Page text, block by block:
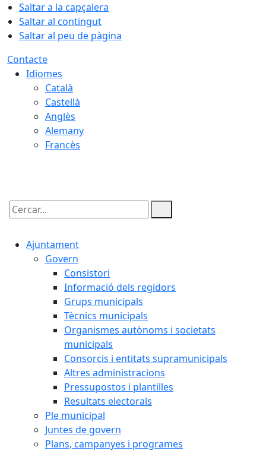
Saltar a la capçalera
Saltar al contingut
Saltar al peu de pàgina
Contacte
Idiomes
Català
Castellà
Anglès
Alemany
Francès
Cercar:
Ajuntament
Govern
Consistori
Informació dels regidors
Grups municipals
Tècnics municipals
Organismes autònoms i societats
municipals
Consorcis i entitats supramunicipals
Altres administracions
Pressupostos i plantilles
Resultats electorals
Ple municipal
Juntes de govern
Plans, campanyes i programes